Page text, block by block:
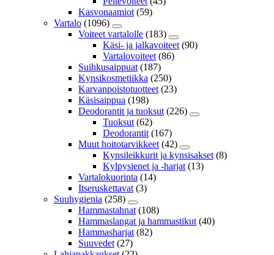
Kasvonaamiot (59)
Vartalo (1096)
Voiteet vartalolle (183)
Käsi- ja jalkavoiteet (90)
Vartalovoiteet (86)
Suihkusaippuat (187)
Kynsikosmetiikka (250)
Karvanpoistotuotteet (23)
Käsisaippua (198)
Deodorantit ja tuoksut (226)
Tuoksut (62)
Deodorantit (167)
Muut hoitotarvikkeet (42)
Kynsileikkurit ja kynsisakset (8)
Kylpysienet ja -harjat (13)
Vartalokuorinta (14)
Itseruskettavat (3)
Suuhygienia (258)
Hammastahnat (108)
Hammaslangat ja hammastikut (40)
Hammasharjat (82)
Suuvedet (27)